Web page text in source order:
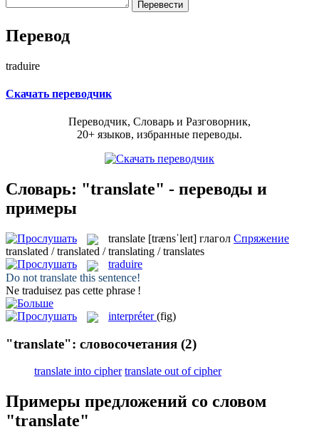
Перевод
traduire
Скачать переводчик
Переводчик, Словарь и Разговорник,
20+ языков, избранные переводы.
Словарь: "translate" - переводы и
примеры
translate [trænsˈleɪt] глагол Спряжение
translated / translated / translating / translates
traduire
Do not translate this sentence!
Ne traduisez pas cette phrase !
interpréter (fig)
"translate": словосочетания (2)
translate into cipher translate out of cipher
Примеры предложений со словом
"translate"